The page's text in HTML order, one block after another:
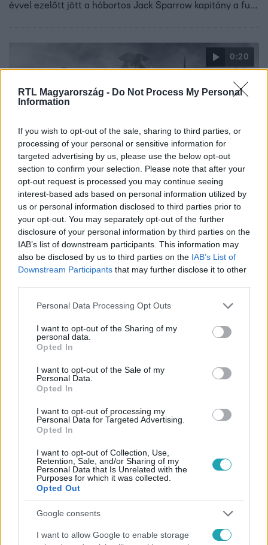
RTL Magyarország - Do Not Process My Personal
Information
If you wish to opt-out of the sale, sharing to third parties, or
processing of your personal or sensitive information for
targeted advertising by us, please use the below opt-out
section to confirm your selection. Please note that after your
opt-out request is processed you may continue seeing
interest-based ads based on personal information utilized by
us or personal information disclosed to third parties prior to
your opt-out. You may separately opt-out of the further
disclosure of your personal information by third parties on the
IAB’s list of downstream participants. This information may
also be disclosed by us to third parties on the IAB’s List of
Downstream Participants that may further disclose it to other
Please note that this website/app uses one or more Google
not limited to your visit or usage behaviour. You may click to
grant or deny consent to Google and its third-party tags to
use your data for below specified purposes in below Google
consent section.
Personal Data Processing Opt Outs
I want to opt-out of the Sharing of my
personal data.
Opted In
I want to opt-out of the Sale of my
Personal Data.
Opted In
I want to opt-out of processing my
Personal Data for Targeted Advertising.
Opted In
I want to opt-out of Collection, Use,
Retention, Sale, and/or Sharing of my
Personal Data that Is Unrelated with the
Purposes for which it was collected.
Opted Out
Google consents
I want to allow Google to enable storage
évvel ezelőtt jött a hóbortos Jack Sparrow kapitány a fura
Most összegyűjtöttünk nektek néhány meglepő
kulisszatitkot a Karib-tenger kalózai filmsorozatról.
0:20
2022. január 14. 9:56
A Karib-tenger kalózai - A világ végén
Will Turner (Orlando Bloom) és Elizabeth Swann (Keira
Knightley) összefognak régi ellenségükkel, Barbossával
(Geoffrey Rush), hogy megmentsék Jack Sparrow
kapitányt (Johnny Depp) és Bill Turnert. Ehhez azonban
Barbarossa végül a tengerfenéken találja meg Jack
Sparrow kapitányt és hajóját, a Fekete Gyöngyöt. Árulás
és hűtlenség között navigálva szövetségeseket keresnek,
Sorozat Klub
2022. január 3. 9:00
Blockbusterekkel és közönségkedvenc
sikersorozatokkal kezdődik az év az RTL
Magyarország csatornáin
Az új évben új évaddal folytatódnak a nézők kedvenc